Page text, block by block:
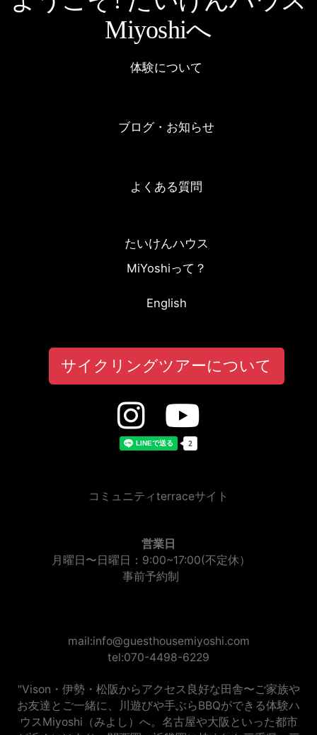
Miyoshiへ
体験について
ブログ・お知らせ
よくある質問
たいけんハウス
MiYoshiって？
English
サイクリングツアーについて
コミュニティterraceサイト
営業日
月曜日〜日曜日：9:00~17:00(不定休）
事前予約制
mail:info@guesthousemiyoshi.com
tel:070-4498-6229
"Vison・伊勢・松阪からアクセス良好な田舎〜ご家族や
お友達とご一緒に、川遊びや手ぶらBBQができる体験ハ
ウスMiyoshi（みよし）へ。名古屋や大阪といった都市